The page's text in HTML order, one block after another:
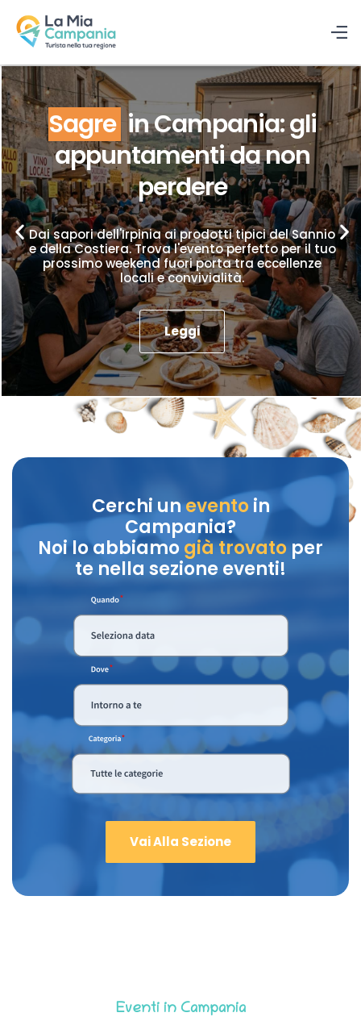
Sagre in Campania: gli
appuntamenti da non
perdere
Dai sapori dell'Irpinia ai prodotti tipici del Sannio
e della Costiera. Trova l'evento perfetto per il tuo
prossimo weekend fuori porta tra eccellenze
locali e convivialità.
Leggi
Cerchi unevento in
Campania?
Noi lo abbiamo già trovatoper
te nella sezione eventi!
Vai Alla Sezione
Eventi in Campania